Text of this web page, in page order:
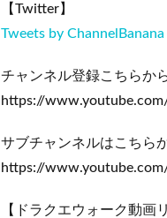
【Twitter】
Tweets by ChannelBanana
チャンネル登録こちらか
https://
サブチャンネルはこちら
https://
【ドラクエウォーク動画